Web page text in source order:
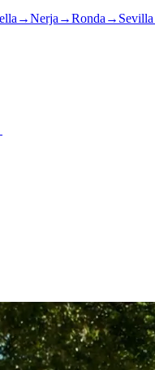
→Nerja →Ronda → Sevilla